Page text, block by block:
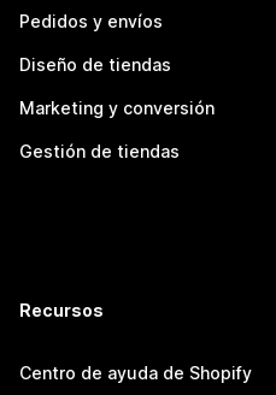
Pedidos y envíos
Diseño de tiendas
Marketing y conversión
Gestión de tiendas
Recursos
Centro de ayuda de Shopify